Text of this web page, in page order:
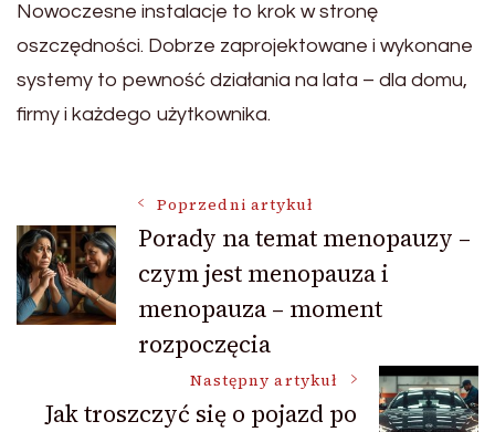
Nowoczesne instalacje to krok w stronę
oszczędności. Dobrze zaprojektowane i wykonane
systemy to pewność działania na lata – dla domu,
firmy i każdego użytkownika.
Nawigacja
wpisu
Poprzedni artykuł
Porady na temat menopauzy –
czym jest menopauza i
menopauza – moment
rozpoczęcia
Następny artykuł
Jak troszczyć się o pojazd po